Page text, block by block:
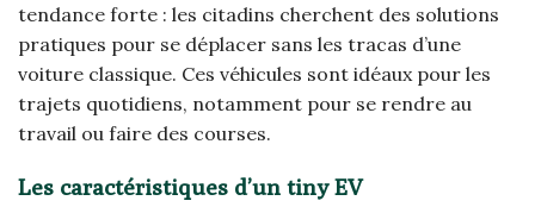
tendance forte : les citadins cherchent des solutions
pratiques pour se déplacer sans les tracas d’une
voiture classique. Ces véhicules sont idéaux pour les
trajets quotidiens, notamment pour se rendre au
travail ou faire des courses.
Les caractéristiques d’un tiny EV